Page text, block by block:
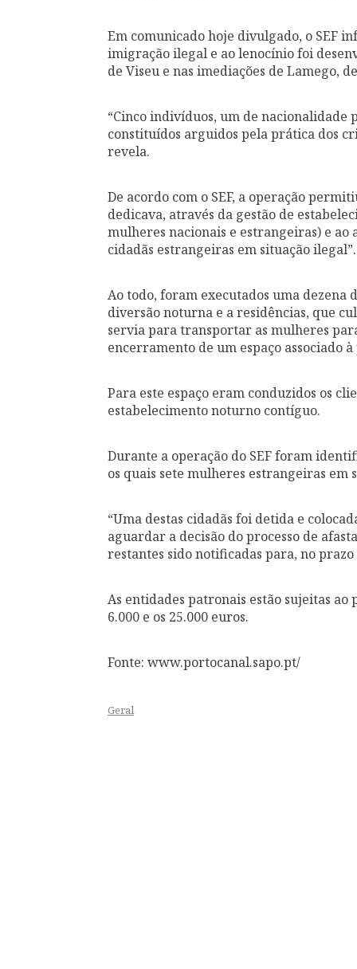
Em comunicado hoje divulgado, o SEF
imigração ilegal e ao lenocínio foi
de Viseu e nas imediações de Lamego,
“Cinco indivíduos, um de
constituídos arguidos pela prática dos
revela.
De acordo com o SEF, a operação
dedicava, através da gestão de
mulheres nacionais e estrangeiras) e
cidadãs estrangeiras em situação ilegal”.
Ao todo, foram executados uma dezena
diversão noturna e a residências, que
servia para transportar as mulheres
encerramento de um espaço associado
Para este espaço eram conduzidos os
estabelecimento noturno contíguo.
Durante a operação do SEF foram
os quais sete mulheres estrangeiras
“Uma destas cidadãs foi detida e
aguardar a decisão do processo de
restantes sido notificadas para, no prazo
As entidades patronais estão sujeitas
6.000 e os 25.000 euros.
Fonte: www.portocanal.sapo.pt/
Geral